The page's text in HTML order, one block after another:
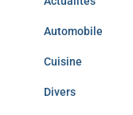
Automobile
Cuisine
Divers